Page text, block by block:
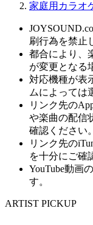
家庭用カラオ
刷行為を禁止
都合により、
が変更となる
対応機種が表
ムによっては
リンク先の
や楽曲の配信
確認ください。
リンク先の
を十分にご確
YouTube動画
す。
ARTIST PICKUP